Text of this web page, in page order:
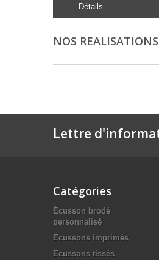
Détails
NOS
Lettre
Catégories
Écusson brodé
personnalisé
Ecussons imprimés
Ecussons tissés